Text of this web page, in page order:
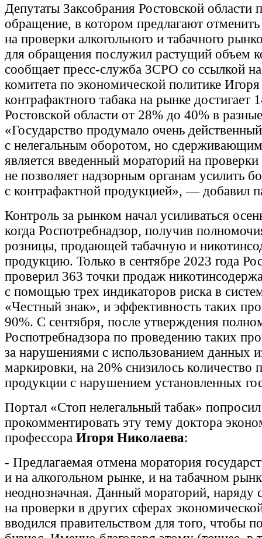
Депутаты Заксобрания Ростовской области
обращение, в котором предлагают
на проверки алкогольного и табачного
для обращения послужил растущий объем
сообщает пресс-служба ЗСРО со ссылкой на
комитета по экономической политике
контрафактного табака на рынке достигает
Ростовской области от 28% до 40% в
«Государство продумало очень
с нелегальным оборотом, но
является введенный мораторий на
не позволяет надзорным органам усилить
с контрафактной продукцией», — добавил
Контроль за рынком начал усиливаться
когда Роспотребнадзор, получив
розницы, продающей табачную и
продукцию. Только в сентябре 2023 года
проверил 363 точки продаж
с помощью трех индикаторов риска в
«Честный знак», и эффективность таких
90%. С сентября, после утверждения
Роспотребнадзора по проведению таких
за нарушениями с использованием данных
маркировки, на 20% снизилось количество
продукции с нарушением установленных
Портал «Стоп нелегальный табак» попросил
прокомментировать эту тему доктора
профессора Игоря Николаева:
- Предлагаемая отмена моратория
и на алкогольном рынке, и на табачном
неоднозначная. Данный мораторий, наряду
на проверки в других сферах
вводился правительством для того, чтобы